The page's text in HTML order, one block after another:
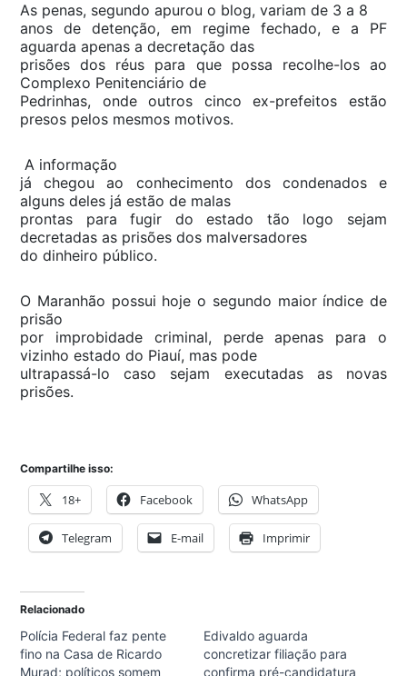
As penas, segundo apurou o blog, variam de 3 a 8
anos de detenção, em regime fechado, e a PF
aguarda apenas a decretação das
prisões dos réus para que possa recolhe-los ao
Complexo Penitenciário de
Pedrinhas, onde outros cinco ex-prefeitos estão
presos pelos mesmos motivos.
A informação
já chegou ao conhecimento dos condenados e
alguns deles já estão de malas
prontas para fugir do estado tão logo sejam
decretadas as prisões dos malversadores
do dinheiro público.
O Maranhão possui hoje o segundo maior índice de
prisão
por improbidade criminal, perde apenas para o
vizinho estado do Piauí, mas pode
ultrapassá-lo caso sejam executadas as novas
prisões.
Compartilhe isso:
18+ Facebook WhatsApp
Telegram E-mail Imprimir
Relacionado
Polícia Federal faz pente
fino na Casa de Ricardo
Murad; políticos somem
Edivaldo aguarda
concretizar filiação para
confirma pré-candidatura